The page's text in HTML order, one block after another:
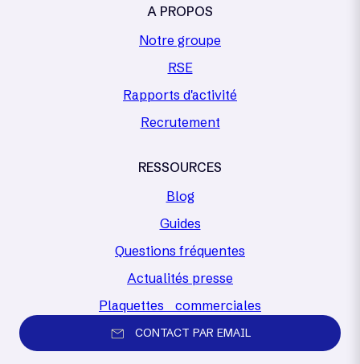
A PROPOS
Notre groupe
RSE
Rapports d'activité
Recrutement
RESSOURCES
Blog
Guides
Questions fréquentes
Actualités presse
Plaquettes commerciales
CONTACT PAR EMAIL